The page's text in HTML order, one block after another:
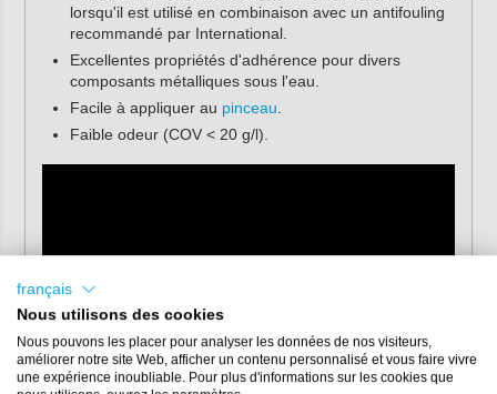
lorsqu'il est utilisé en combinaison avec un antifouling
recommandé par International.
Excellentes propriétés d'adhérence pour divers
composants métalliques sous l'eau.
Facile à appliquer au pinceau
Faible odeur (COV < 20 g/l).
français
Nous utilisons des cookies
Nous pouvons les placer pour analyser les données de nos visiteurs,
améliorer notre site Web, afficher un contenu personnalisé et vous faire vivre
une expérience inoubliable. Pour plus d'informations sur les cookies que